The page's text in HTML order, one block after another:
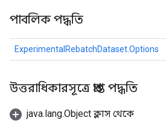
পাবলিক পদ্ধতি
ExperimentalRebatchDataset.Options
উত্তরাধিকারসূত্রে প্রাপ্ত পদ্ধতি
java.lang.Object ক্লাস থেকে